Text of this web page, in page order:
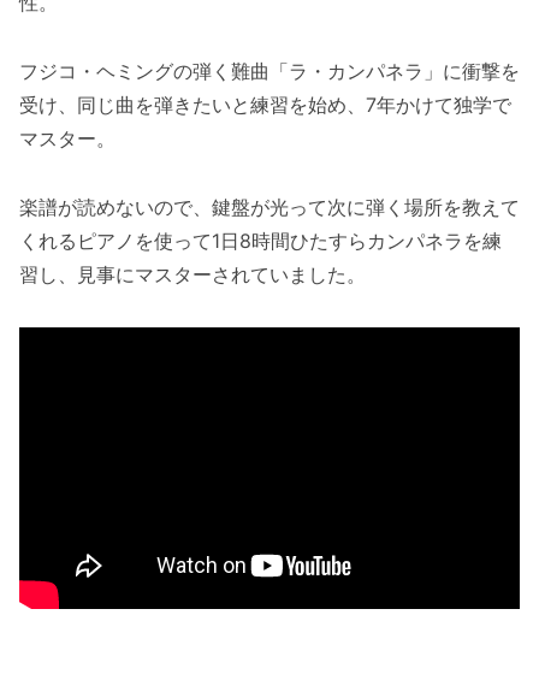
フジコ・ヘミングの弾く難曲「ラ・カンパネラ」に衝撃を
受け、同じ曲を弾きたいと練習を始め、7年かけて独学で
マスター。
楽譜が読めないので、鍵盤が光って次に弾く場所を教えて
くれるピアノを使って1日8時間ひたすらカンパネラを練
習し、見事にマスターされていました。